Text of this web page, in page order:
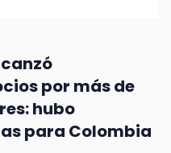
por más de
hubo
para Colombia